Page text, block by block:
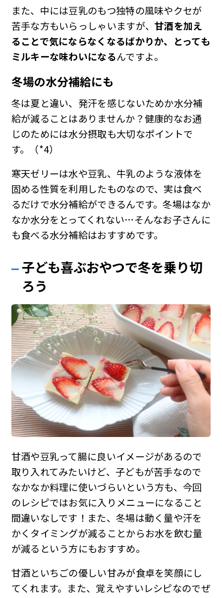
また、中には豆乳のもつ独特の風味やクセが
苦手な方もいらっしゃいますが、甘酒を加え
ることで気にならなくなるばかりか、とっても
ミルキーな味わいになるんですよ。
冬場の水分補給にも
冬は夏と違い、発汗を感じないためか水分補
給が減ることはありませんか？健康的なお通
じのためには水分摂取も大切なポイントで
す。（*4）
寒天ゼリーは水や豆乳、牛乳のような液体を
固める性質を利用したものなので、実は食べ
るだけで水分補給ができるんです。冬場はなか
なか水分をとってくれない…そんなお子さんに
も食べる水分補給はおすすめです。
子ども喜ぶおやつで冬を乗り切
ろう
甘酒や豆乳って腸に良いイメージがあるので
取り入れてみたいけど、子どもが苦手なので
なかなか料理に使いづらいという方も、今回
のレシピではお気に入りメニューになること
間違いなしです！また、冬場は動く量や汗を
かくタイミングが減ることからお水を飲む量
が減るという方にもおすすめ。
甘酒といちごの優しい甘みが食卓を笑顔にし
てくれます。また、覚えやすいレシピなのでぜ